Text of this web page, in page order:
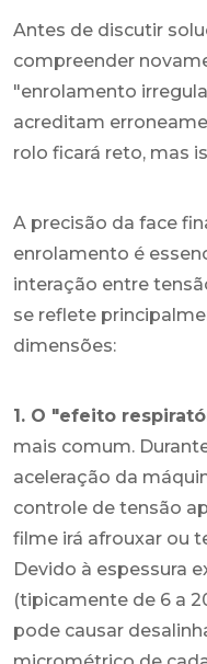
Antes de discutir
compreender
"enrolamento
acreditam
rolo ficará reto, mas
A precisão da face
enrolamento é
interação entre
se reflete
dimensões:
1. O "efeito
mais comum.
aceleração da
controle de tensão
filme irá afrouxar ou
Devido à espessura
(tipicamente de 6 a
pode causar